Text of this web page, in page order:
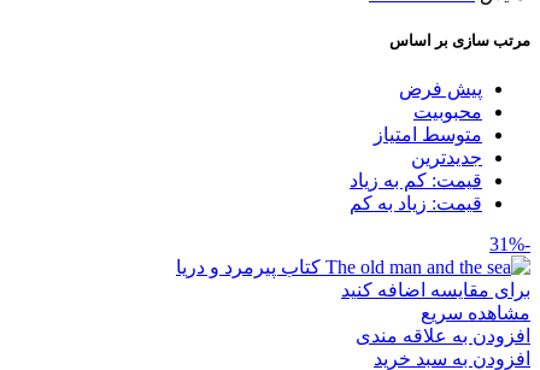
مرتب سازی بر اساس
پیش فرض
محبوبیت
متوسط امتیاز
جدیدترین
قیمت: کم به زیاد
قیمت: زیاد به کم
-31%
برای مقایسه اضافه کنید
مشاهده سریع
افزودن به علاقه مندی
افزودن به سبد خرید